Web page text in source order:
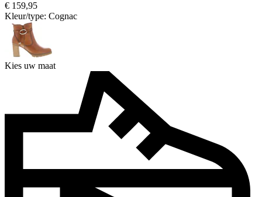
€ 159,95
Kleur/type: Cognac
Kies uw maat